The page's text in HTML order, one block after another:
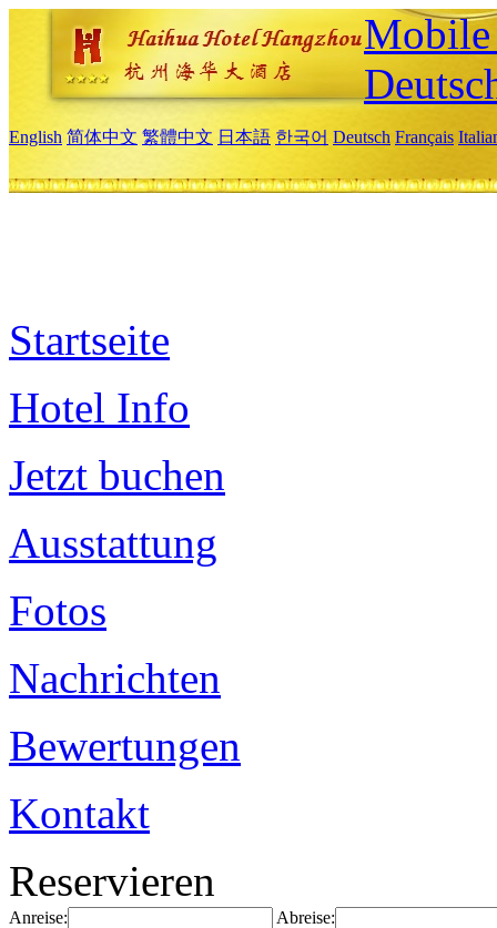
English 简体中文 繁體中文 日本語 한국어 Deutsch Français
Startseite
Hotel Info
Jetzt buchen
Ausstattung
Fotos
Nachrichten
Bewertungen
Kontakt
Reservieren
Anreise: Abreise: